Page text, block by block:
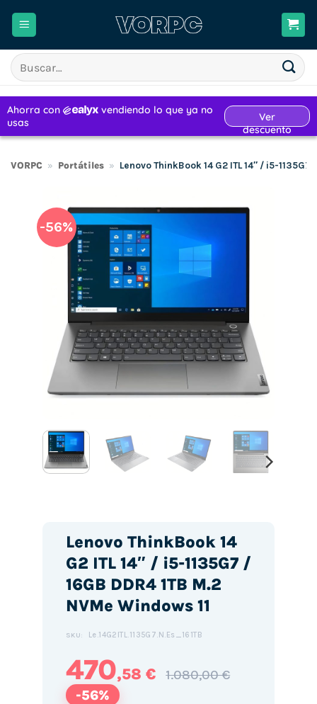
Buscar
por:
VORPC » Portátiles » Lenovo ThinkBook 14 G2 ITL 14″ / i5-1135G7
-56%
Lenovo ThinkBook 14
G2 ITL 14″ / i5-1135G7 /
16GB DDR4 1TB M.2
NVMe Windows 11
SKU: Le.14G2ITL.1135G7.N.Es_161TB
470,58 € 1.080,00 €
-56%